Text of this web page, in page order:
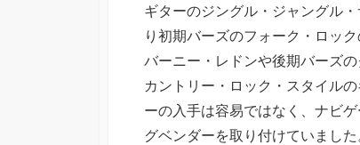
ギターのジングル・ジャングル
り初期バーズのフォーク・ロッ
バーニー・レドンや後期バーズ
カントリー・ロック・スタイル
ーの入手は容易ではなく、ナビ
グベンダーを取り付けていました